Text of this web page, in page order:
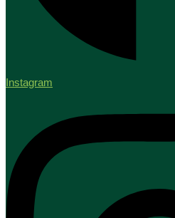
Instagram